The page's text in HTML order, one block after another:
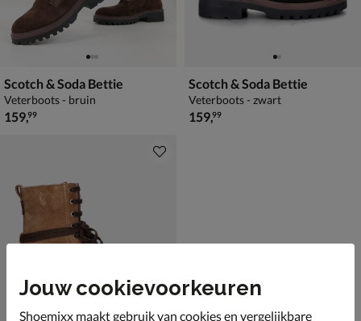
Scotch & Soda Bettie
Veterboots - bruin
€ 159,99
159,99
Scotch & Soda Bettie
Veterboots - zwart
€ 159,99
159,99
Jouw cookievoorkeuren
Shoemixx maakt gebruik van cookies en vergelijkbare